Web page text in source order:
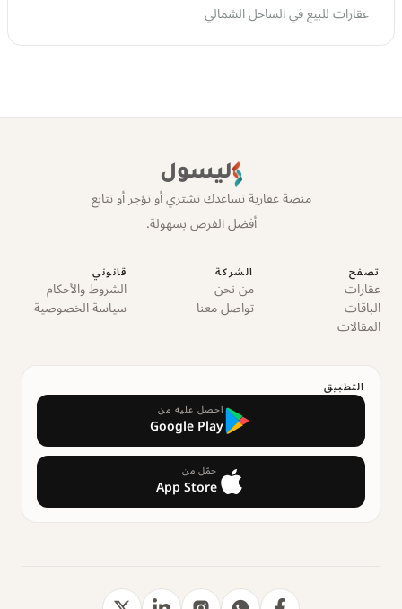
عقارات للبيع في الساحل الشمالي
ليسول
منصة عقارية تساعدك تشتري أو تؤجر أو تتابع
أفضل الفرص بسهولة.
تصفح
عقارات
الباقات
المقالات
الشركة
من نحن
تواصل معنا
قانوني
الشروط والأحكام
سياسة الخصوصية
التطبيق
احصل عليه من
Google Play
حمّل من
App Store